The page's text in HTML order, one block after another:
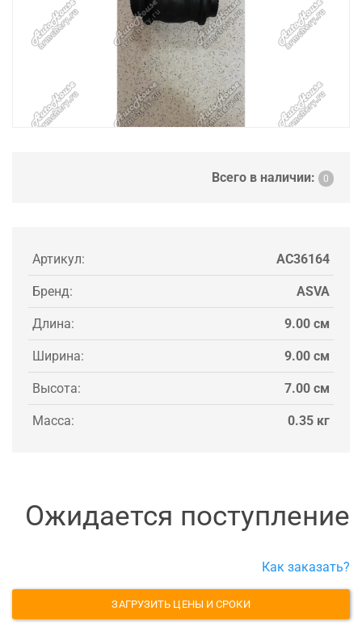
Всего в наличии: 0
Артикул: AC36164
Бренд: ASVA
Длина: 9.00 см
Ширина: 9.00 см
Высота: 7.00 см
Масса: 0.35 кг
Ожидается поступление
Как заказать?
ЗАГРУЗИТЬ ЦЕНЫ И СРОКИ